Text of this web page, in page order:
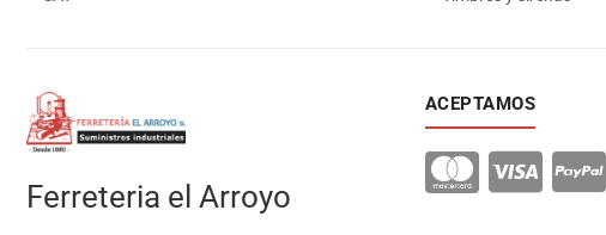
Ferreteria el Arroyo
ACEPTAMOS